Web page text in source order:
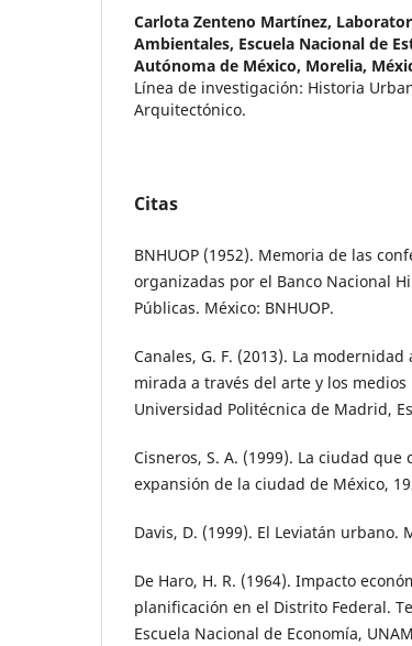
Carlota Zenteno Martínez,
Ambientales, Escuela Nacional de
Autónoma de México, Morelia,
Línea de investigación: Historia
Arquitectónico.
Citas
BNHUOP (1952). Memoria de las
organizadas por el Banco Nacional
Públicas. México: BNHUOP.
Canales, G. F. (2013). La
mirada a través del arte y los
Universidad Politécnica de Madrid,
Cisneros, S. A. (1999). La ciudad
expansión de la ciudad de México,
Davis, D. (1999). El Leviatán urbano.
De Haro, H. R. (1964). Impacto
planificación en el Distrito Federal.
Escuela Nacional de Economía,